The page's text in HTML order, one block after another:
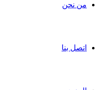
من نحن
اتصل بنا